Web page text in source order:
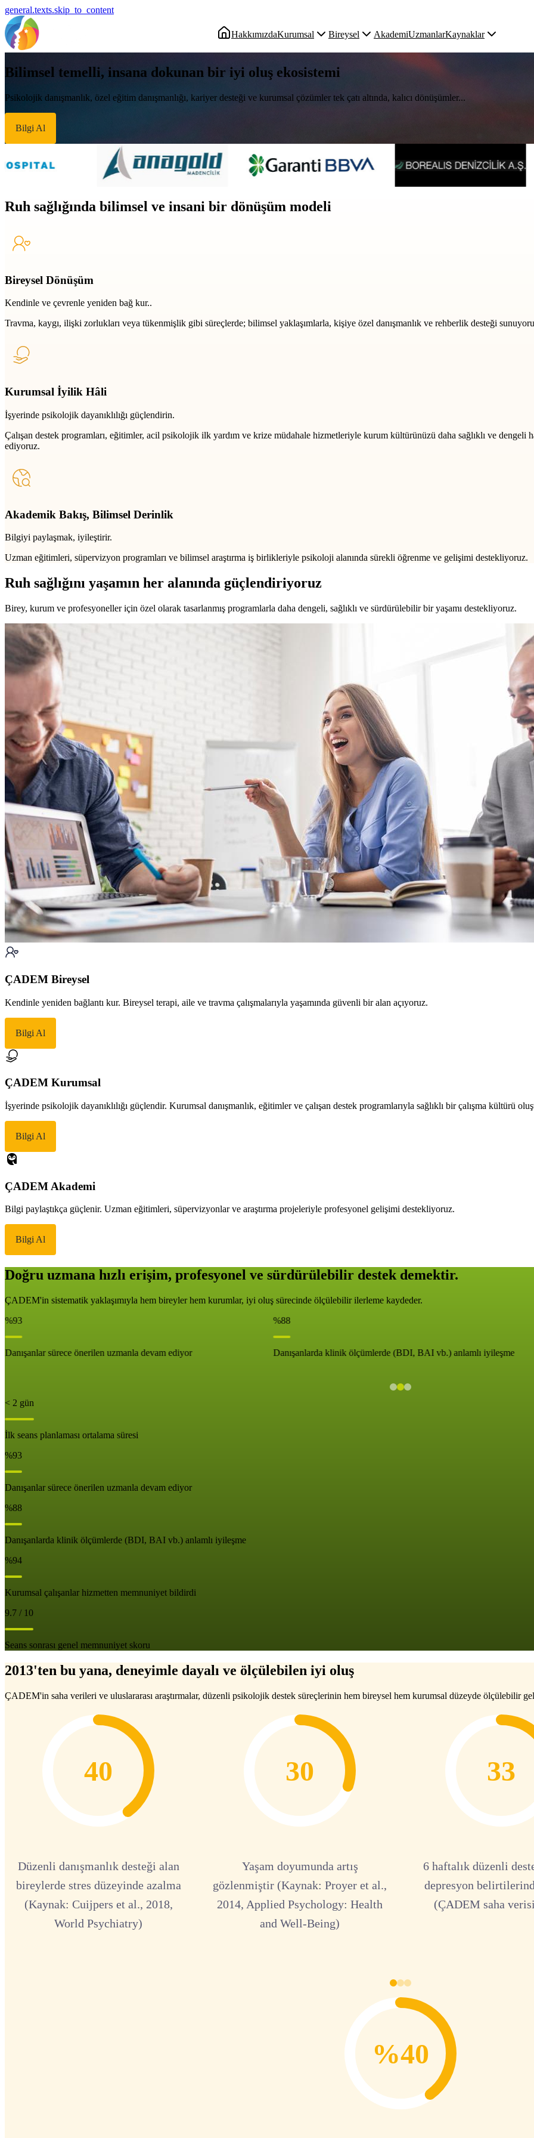
general.texts.skip_to_content
HakkımızdaKurumsal Bireysel AkademiUzmanlarKaynaklar
Bilimsel temelli, insana dokunan bir iyi oluş ekosistemi
Psikolojik danışmanlık, özel eğitim danışmanlığı, kariyer desteği ve kurumsal çözümler tek çatı altında, kalıcı dönüşümler...
Bilgi Al
Ruh sağlığında bilimsel ve insani bir dönüşüm modeli
Bireysel Dönüşüm
Kendinle ve çevrenle yeniden bağ kur..
Travma, kaygı, ilişki zorlukları veya tükenmişlik gibi süreçlerde; bilimsel yaklaşımlarla, kişiye özel danışmanlık ve rehberlik desteği
Kurumsal İyilik Hâli
İşyerinde psikolojik dayanıklılığı güçlendirin.
Çalışan destek programları, eğitimler, acil psikolojik ilk yardım ve krize müdahale hizmetleriyle kurum kültürünüzü daha sağlıklı ve
ediyoruz.
Akademik Bakış, Bilimsel Derinlik
Bilgiyi paylaşmak, iyileştirir.
Uzman eğitimleri, süpervizyon programları ve bilimsel araştırma iş birlikleriyle psikoloji alanında sürekli öğrenme ve gelişimi destekliyoruz.
Ruh sağlığını yaşamın her alanında güçlendiriyoruz
Birey, kurum ve profesyoneller için özel olarak tasarlanmış programlarla daha dengeli, sağlıklı ve sürdürülebilir bir yaşamı destekliyoruz.
ÇADEM Bireysel
Kendinle yeniden bağlantı kur. Bireysel terapi, aile ve travma çalışmalarıyla yaşamında güvenli bir alan açıyoruz.
Bilgi Al
ÇADEM Kurumsal
İşyerinde psikolojik dayanıklılığı güçlendir. Kurumsal danışmanlık, eğitimler ve çalışan destek programlarıyla sağlıklı bir çalışma kültürü
Bilgi Al
ÇADEM Akademi
Bilgi paylaştıkça güçlenir. Uzman eğitimleri, süpervizyonlar ve araştırma projeleriyle profesyonel gelişimi destekliyoruz.
Bilgi Al
Doğru uzmana hızlı erişim, profesyonel ve sürdürülebilir destek demektir.
ÇADEM'in sistematik yaklaşımıyla hem bireyler hem kurumlar, iyi oluş sürecinde ölçülebilir ilerleme kaydeder.
%93
Danışanlar sürece önerilen uzmanla devam ediyor
%88
Danışanlarda klinik ölçümlerde (BDI, BAI vb.) anlamlı iyileşme
< 2 gün
İlk seans planlaması ortalama süresi
%93
Danışanlar sürece önerilen uzmanla devam ediyor
%88
Danışanlarda klinik ölçümlerde (BDI, BAI vb.) anlamlı iyileşme
%94
Kurumsal çalışanlar hizmetten memnuniyet bildirdi
9.7 / 10
Seans sonrası genel memnuniyet skoru
2013'ten bu yana, deneyimle dayalı ve ölçülebilen iyi oluş
ÇADEM'in saha verileri ve uluslararası araştırmalar, düzenli psikolojik destek süreçlerinin hem bireysel hem kurumsal düzeyde ölçülebilir
40
Düzenli danışmanlık desteği alan
bireylerde stres düzeyinde azalma
(Kaynak: Cuijpers et al., 2018,
World Psychiatry)
30
Yaşam doyumunda artış
gözlenmiştir (Kaynak: Proyer et al.,
2014, Applied Psychology: Health
and Well-Being)
33
6 haftalık düzenli
depresyon
(ÇADEM saha
%40